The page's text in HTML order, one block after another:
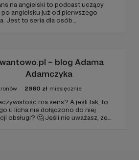
na angielski to podcast uczący
angielsku już od pierwszego
Jest to seria dla osób
odcinka co czwartek.– blog Adama
Adamczyka
2960 zł miesięcznie
ma sens? A jeśli tak, to
u licha nie dołączono do niej
obsługi? 🤔 Jeśli nie uważasz, że